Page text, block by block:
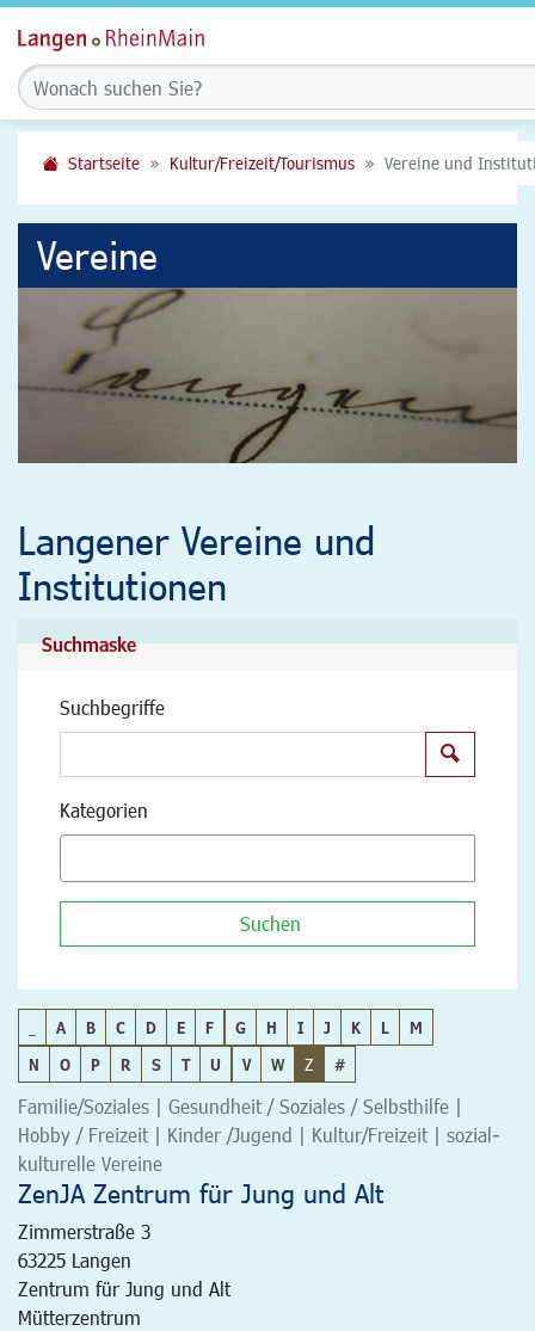
Startseite Kultur/Freizeit/Tourismus Vereine und
Vereine
Langener Vereine und
Institutionen
Suchmaske
Suchbegriffe
Kategorien
Suchen
A B C D E F G H I J K L
M
N
O P R S T U V W Z #
Familie/Soziales | Gesundheit / Soziales / Selbsthilfe |
Hobby / Freizeit | Kinder /Jugend | Kultur/Freizeit | sozial-
kulturelle Vereine
ZenJA Zentrum für Jung und Alt
Zimmerstraße 3
63225 Langen
Zentrum für Jung und Alt
Mütterzentrum